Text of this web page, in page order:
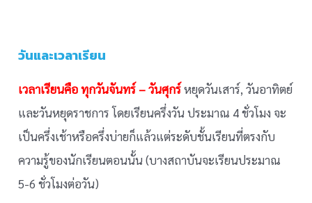
วันและเวลาเรียน
เวลาเรียนคือ ทุกวันจันทร์ – วันศุกร์หยุดวันเสาร์, วันอาทิตย์
และวันหยุดราชการ โดยเรียนครึ่งวัน ประมาณ 4 ชั่วโมง จะ
เป็นครึ่งเช้าหรือครึ่งบ่ายก็แล้วแต่ระดับชั้นเรียนที่ตรงกับ
ความรู้ของนักเรียนตอนนั้น (บางสถาบันจะเรียนประมาณ
5-6 ชั่วโมงต่อวัน)